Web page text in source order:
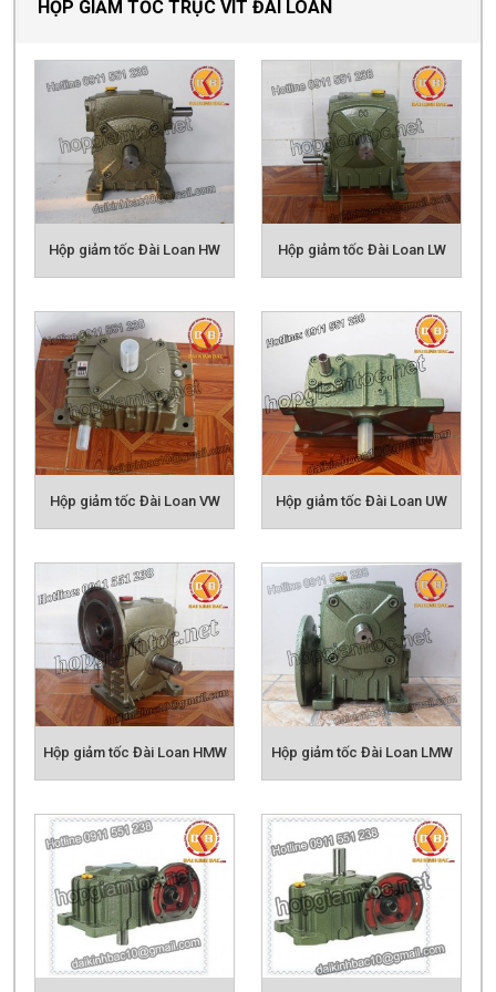
Các sản phẩm có thể bạn quan tâm:
HỘP GIẢM TỐC NMRV
HỘP GIẢM TỐC
TẢI NẶNG
HỘP GIẢM TỐC HÀNH TINH
MOTOR GIẢM TỐC
MOTOR GIẢM TỐC
MINI
ĐỘNG CƠ ĐIỆN
Hộp giảm tốc Đài Loan HW Hộp giảm tốc Đài Loan LW
Hộp giảm tốc Đài Loan VW Hộp giảm tốc Đài Loan UW
Hộp giảm tốc Đài Loan HMW Hộp giảm tốc Đài Loan LMW
Hộp giảm tốc Đài Loan UMW Hộp giảm tốc Đài Loan VMW